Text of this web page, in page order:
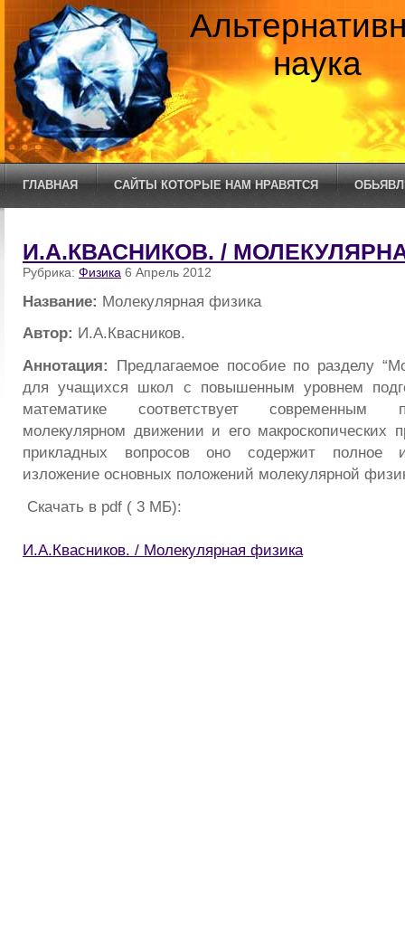
наука
ГЛАВНАЯ САЙТЫ КОТОРЫЕ НАМ НРАВЯТСЯ
И.А.КВАСНИКОВ. /
Рубрика: Физика 6 Апрель 2012
Название: Молекулярная физика
Автор: И.А.Квасников.
Аннотация: Предлагаемое пособие по разделу
для учащихся школ с повышенным уровнем
математике соответствует современным
молекулярном движении и его макроскопических
прикладных вопросов оно содержит полное и
изложение основных положений молекулярной
Скачать в pdf ( 3 МБ):
И.А.Квасников. / Молекулярная физика